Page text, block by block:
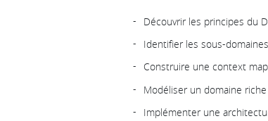
Découvrir les principes du
Identifier les sous-
Construire une context
Modéliser un domaine
Implémenter une